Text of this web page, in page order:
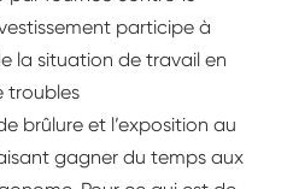
participe à
la situation de travail en
troubles
brûlure et l’exposition au
gagner du temps aux